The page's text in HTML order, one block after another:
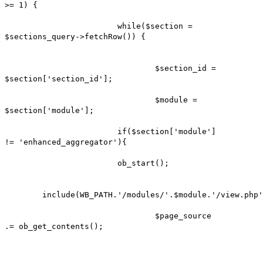
>= 1) {
while($section =
$sections_query->fetchRow()) {
$section_id =
$section['section_id'];
$module =
$section['module'];
if($section['module']
!= 'enhanced_aggregator'){
ob_start();
include(WB_PATH.'/modules/'.$module.'/
$page_source
.= ob_get_contents();